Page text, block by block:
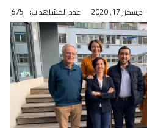
ديسمبر 17, 2020 عدد المشاهدات: 675